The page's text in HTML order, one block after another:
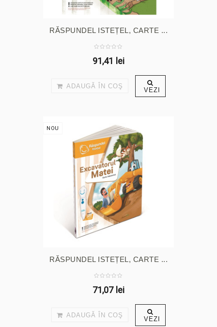
RĂSPUNDEL ISTEȚEL, CARTE ...
91,41 lei
ADAUGĂ ÎN COŞ VEZI
NOU
RĂSPUNDEL ISTEȚEL, CARTE ...
71,07 lei
ADAUGĂ ÎN COŞ VEZI